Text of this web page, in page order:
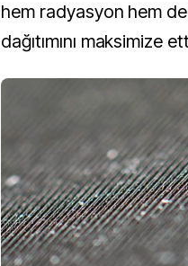
hem radyasyon hem
dağıtımını maksimize